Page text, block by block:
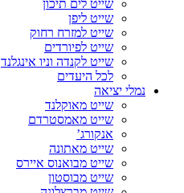
שייט לים תיכון
שייט ליפן
שייט למזרח רחוק
שייט לפיורדים
שייט לקנדה וניו אינגלנד
לכל היעדים
נמלי יציאה
שייט מאוקלנד
שייט מאמסטרדם
אנקורג’
שייט מאתונה
שייט מבואנוס איירס
שייט מבוסטון